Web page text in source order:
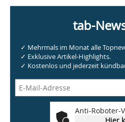
tab-
✓ Mehrmals im Monat alle
✓ Exklusive Artikel-Highlights.
✓ Kostenlos und jederzeit
Anti-Roboter-